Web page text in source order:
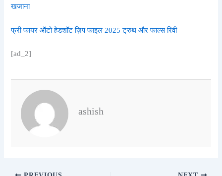
खजाना
फ्री फायर ऑटो हेडशॉट ज़िप फाइल 2025 ट्रुथ और फाल्स रिवी
[ad_2]
ashish